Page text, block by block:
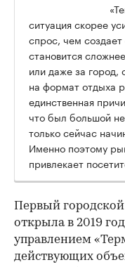
ситуация скорее
спрос, чем
становится
или даже за
на формат отдыха
единственная
что был большой
только сейчас
Именно поэтому
привлекает
Первый
открыла в 2019
управлением
действующих